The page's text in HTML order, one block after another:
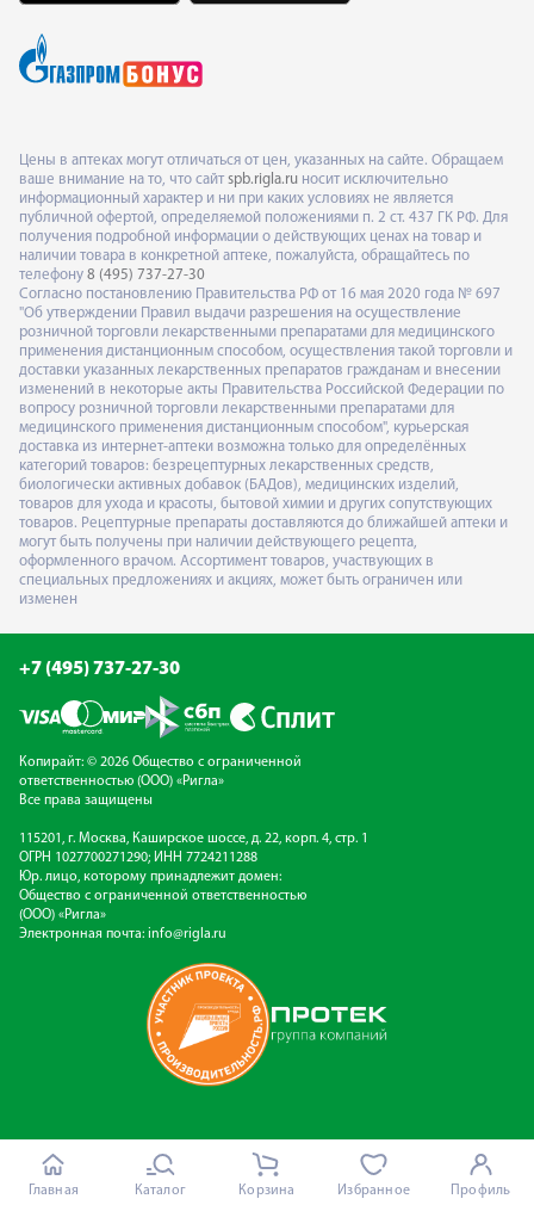
Цены в аптеках могут отличаться от цен, указанных на сайте. Обращаем
ваше внимание на то, что сайт spb.rigla.ru носит исключительно
информационный характер и ни при каких условиях не является
публичной офертой, определяемой положениями п. 2 ст. 437 ГК РФ. Для
получения подробной информации о действующих ценах на товар и
наличии товара в конкретной аптеке, пожалуйста, обращайтесь по
телефону 8 (495) 737-27-30
Согласно постановлению Правительства РФ от 16 мая 2020 года № 697
"Об утверждении Правил выдачи разрешения на осуществление
розничной торговли лекарственными препаратами для медицинского
применения дистанционным способом, осуществления такой торговли и
доставки указанных лекарственных препаратов гражданам и внесении
изменений в некоторые акты Правительства Российской Федерации по
вопросу розничной торговли лекарственными препаратами для
медицинского применения дистанционным способом", курьерская
доставка из интернет-аптеки возможна только для определённых
категорий товаров: безрецептурных лекарственных средств,
биологически активных добавок (БАДов), медицинских изделий,
товаров для ухода и красоты, бытовой химии и других сопутствующих
товаров. Рецептурные препараты доставляются до ближайшей аптеки и
могут быть получены при наличии действующего рецепта,
оформленного врачом. Ассортимент товаров, участвующих в
специальных предложениях и акциях, может быть ограничен или
изменен
+7 (495) 737-27-30
Копирайт: © 2026 Общество с ограниченной
ответственностью (ООО) «Ригла»
Все права защищены
115201, г. Москва, Каширское шоссе, д. 22, корп. 4, стр. 1
ОГРН 1027700271290; ИНН 7724211288
Юр. лицо, которому принадлежит домен:
Общество с ограниченной ответственностью
(ООО) «Ригла»
Электронная почта: info@rigla.ru
Главная Каталог Корзина Избранное Профиль